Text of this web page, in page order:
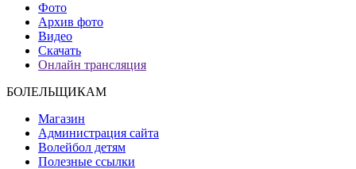
Фото
Архив фото
Видео
Скачать
Онлайн трансляция
БОЛЕЛЬЩИКАМ
Магазин
Администрация сайта
Волейбол детям
Полезные ссылки